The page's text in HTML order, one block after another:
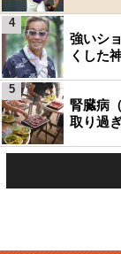
強いシ
くした
4
腎臓病
取り過
5